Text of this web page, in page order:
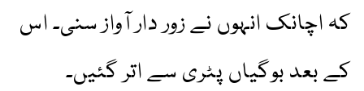
کہ اچانک انہوں نے زور دار آواز سنی۔ اس
کے بعد بوگیاں پٹری سے اتر گئیں۔